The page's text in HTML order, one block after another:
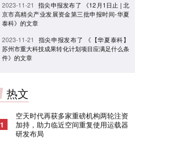
2023-11-21
指尖申报发布了 《12月1日止 | 北
京市高精尖产业发展资金第三批申报时间-华夏
泰科》的文章
2023-11-21
指尖申报发布了 《【华夏泰科】
苏州市重大科技成果转化计划项目应满足什么条
件》的文章
热文
1
空天时代再获多家重磅机构两轮注资
加持，助力临近空间重复使用运载器
研发布局